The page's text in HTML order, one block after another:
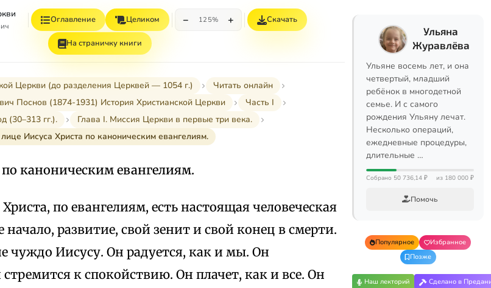
Оглавление Целиком − 125% + Скачать
На страничку книги
Церкви (до разделения Церквей — 1054 г.)
Читать онлайн
Поснов (1874-1931) История Христианской Церкви
Часть I
(30–313 гг.).
Глава I. Миссия Церкви в первые три века.
Иисуса Христа по каноническим евангелиям.
каноническим евангелиям.
по евангелиям, есть настоящая человеческая
развитие, свой зенит и свой конец в смерти.
чуждо Иисусу. Он радуется, как и мы. Он
к спокойствию. Он плачет, как и все. Он
Ульяна
Журавлёва
Ульяне восемь лет, и она
четвертый, младший
ребёнок в многодетной
семье. И с самого
рождения Ульяну лечат.
Несколько операций,
ежедневные процедуры,
длительные …
Собрано 50 736,14 ₽ из 180 000 ₽
Помочь
Популярное
Избранное
Позже
Наш лекторий Сделано в